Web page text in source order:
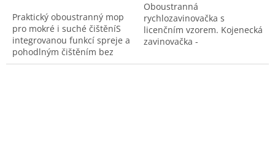
Praktický oboustranný mop
pro mokré i suché čištěníS
integrovanou funkcí spreje a
pohodlným čištěním bez
kbelíkuStrana z mikrovlákna
5
hvězdiček.
Oboustranná
rychlozavinovačka s
licenčním vzorem. Kojenecká
zavinovačka -
týdnech života